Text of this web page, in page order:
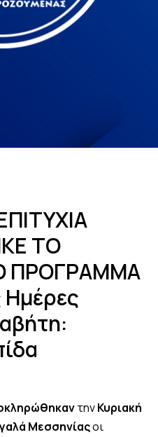
ΤΟ
ΠΡΟΓΡΑΜΜΑ
Ημέρες
τηνΚυριακή
Μεσσηνίαςοι